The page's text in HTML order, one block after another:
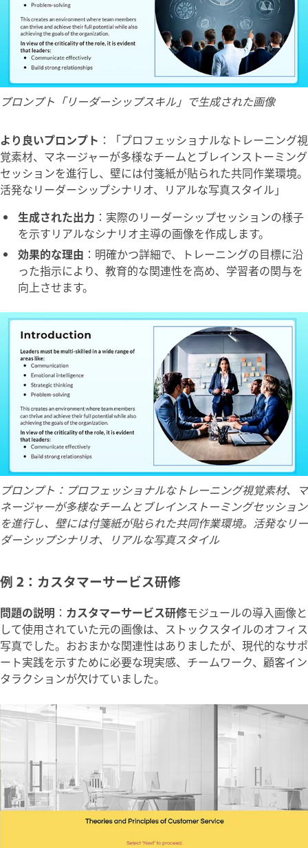
プロンプト「リーダーシップスキル」で生成された画像
より良いプロンプト ：
「プロフェッショナルなトレーニング視
覚素材、マネージャーが多様なチームとブレインストーミング
セッションを進行し、壁には付箋紙が貼られた共同作業環境。
活発なリーダーシップシナリオ、リアルな写真スタイル」
生成された出力 ：実際のリーダーシップセッションの様子
を示すリアルなシナリオ主導の画像を作成します。
効果的な理由 ：明確かつ詳細で、トレーニングの目標に沿
った指示により、教育的な関連性を高め、学習者の関与を
向上させます。
プロンプト：プロフェッショナルなトレーニング視覚素材、マ
ネージャーが多様なチームとブレインストーミングセッション
を進行し、壁には付箋紙が貼られた共同作業環境。活発なリー
ダーシップシナリオ、リアルな写真スタイル
例 2：カスタマーサービス研修
問題の説明 ： カスタマーサービス研修モジュールの導入画像と
して使用されていた元の画像は、ストックスタイルのオフィス
写真でした。おおまかな関連性はありましたが、現代的なサポ
ート実践を示すために必要な現実感、チームワーク、顧客イン
タラクションが欠けていました。